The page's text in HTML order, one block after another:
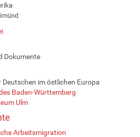
Dokumente
im östlichen Europa
Baden-Württemberg
Ulm
Arbeitsmigration